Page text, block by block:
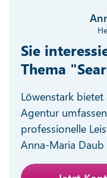
Sie
Thema
Löwenstark
Agentur
professionelle
Anna-Maria